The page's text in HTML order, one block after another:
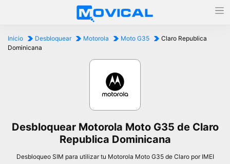
Inicio Desbloquear Motorola Moto G35
Claro Republica
Dominicana
Desbloquear Motorola Moto G35 de Claro
Republica Dominicana
Desbloqueo SIM para utilizar tu Motorola Moto G35 de Claro por IMEI